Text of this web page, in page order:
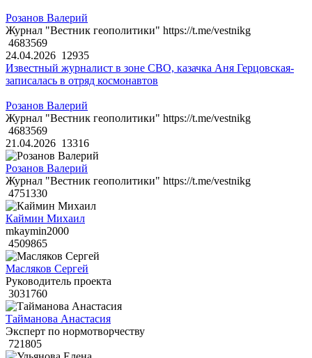
Розанов Валерий
Журнал "Вестник геополитики" https://t.me/vestnikg
4683569
24.04.2026 12935
Известный журналист в зоне СВО, казачка Аня Герцовская-
записалась в отряд космонавтов
Розанов Валерий
Журнал "Вестник геополитики" https://t.me/vestnikg
4683569
21.04.2026 13316
Розанов Валерий
Журнал "Вестник геополитики" https://t.me/vestnikg
4751330
Каймин Михаил
mkaymin2000
4509865
Масляков Сергей
Руководитель проекта
3031760
Тайманова Анастасия
Эксперт по нормотворчеству
721805